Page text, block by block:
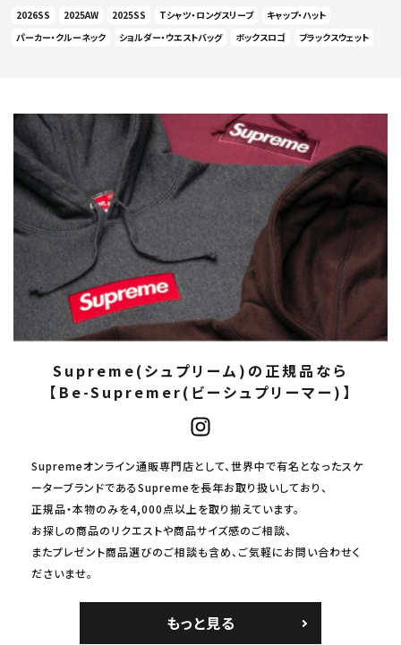
2026SS 2025AW 2025SS Tシャツ・ロングスリーブ
キャップ・ハット
パーカー・クルーネック
ショルダー・ウエストバッグ ボックスロゴ ブラックスウェット
Supreme(シュプリーム)の正規品なら
【Be-Supremer(ビーシュプリーマー)】
Supremeオンライン通販専門店として、世界中で有名となったスケ
ーターブランドであるSupremeを長年お取り扱いしており、
正規品・本物のみを4,000点以上を取り揃えています。
お探しの商品のリクエストや商品サイズ感のご相談、
またプレゼント商品選びのご相談も含め、ご気軽にお問い合わせく
ださいませ。
もっと見る